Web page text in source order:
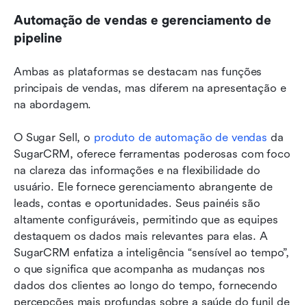
Automação de vendas e gerenciamento de
pipeline
Ambas as plataformas se destacam nas funções
principais de vendas, mas diferem na apresentação e
na abordagem.
O Sugar Sell, o produto de automação de vendas da
SugarCRM, oferece ferramentas poderosas com foco
na clareza das informações e na flexibilidade do
usuário. Ele fornece gerenciamento abrangente de
leads, contas e oportunidades. Seus painéis são
altamente configuráveis, permitindo que as equipes
destaquem os dados mais relevantes para elas. A
SugarCRM enfatiza a inteligência “sensível ao tempo”,
o que significa que acompanha as mudanças nos
dados dos clientes ao longo do tempo, fornecendo
percepções mais profundas sobre a saúde do funil de